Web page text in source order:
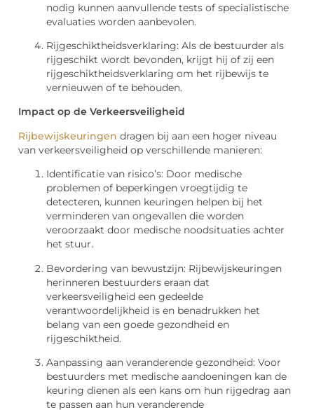
nodig kunnen aanvullende tests of specialistische
evaluaties worden aanbevolen.
Rijgeschiktheidsverklaring: Als de bestuurder als
rijgeschikt wordt bevonden, krijgt hij of zij een
rijgeschiktheidsverklaring om het rijbewijs te
vernieuwen of te behouden.
Impact op de Verkeersveiligheid
Rijbewijskeuringen dragen bij aan een hoger niveau
van verkeersveiligheid op verschillende manieren:
Identificatie van risico’s: Door medische
problemen of beperkingen vroegtijdig te
detecteren, kunnen keuringen helpen bij het
verminderen van ongevallen die worden
veroorzaakt door medische noodsituaties achter
het stuur.
Bevordering van bewustzijn: Rijbewijskeuringen
herinneren bestuurders eraan dat
verkeersveiligheid een gedeelde
verantwoordelijkheid is en benadrukken het
belang van een goede gezondheid en
rijgeschiktheid.
Aanpassing aan veranderende gezondheid: Voor
bestuurders met medische aandoeningen kan de
keuring dienen als een kans om hun rijgedrag aan
te passen aan hun veranderende